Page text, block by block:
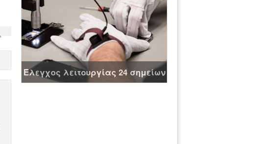
Έλεγχος λειτουργίας 24 σημείων